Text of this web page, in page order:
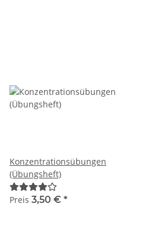
Konzentrationsübungen
(Übungsheft)
Preis 3,50 € *